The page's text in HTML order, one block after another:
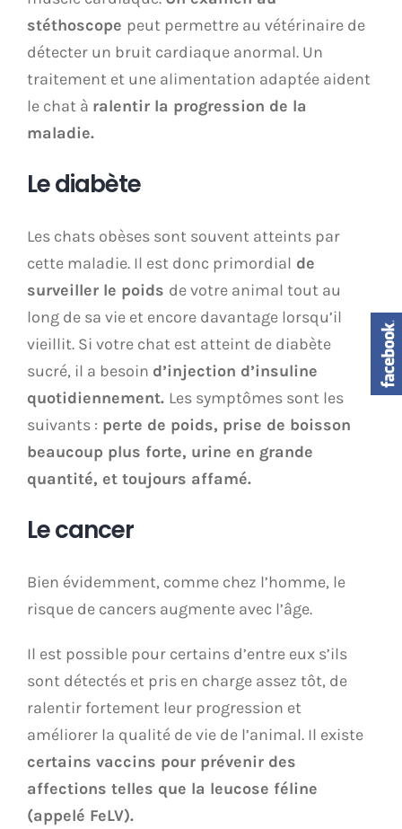
stéthoscope peut permettre au vétérinaire de
détecter un bruit cardiaque anormal. Un
traitement et une alimentation adaptée aident
le chat à ralentir la progression de la
maladie.
Le diabète
Les chats obèses sont souvent atteints par
cette maladie. Il est donc primordial de
surveiller le poids de votre animal tout au
long de sa vie et encore davantage lorsqu’il
vieillit. Si votre chat est atteint de diabète
sucré, il a besoin d’injection d’insuline
quotidiennement. Les symptômes sont les
suivants : perte de poids, prise de boisson
beaucoup plus forte, urine en grande
quantité, et toujours affamé.
Le cancer
Bien évidemment, comme chez l’homme, le
risque de cancers augmente avec l’âge.
Il est possible pour certains d’entre eux s’ils
sont détectés et pris en charge assez tôt, de
ralentir fortement leur progression et
améliorer la qualité de vie de l’animal. Il existe
certains vaccins pour prévenir des
affections telles que la leucose féline
(appelé FeLV).